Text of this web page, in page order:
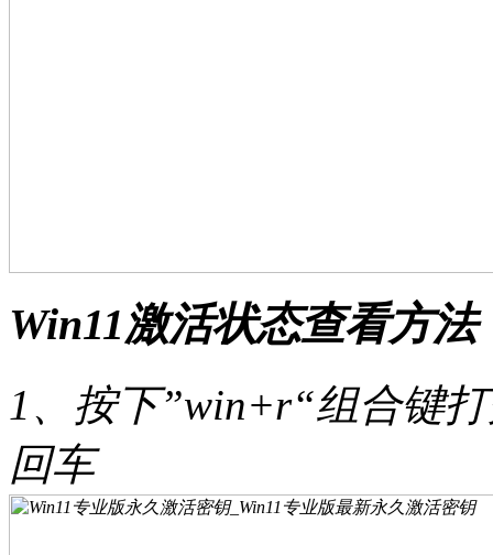
Win11激活状态查看方法
1、按下”win+r“组合键
回车